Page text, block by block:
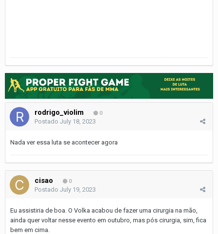
rodrigo_violim 0
Postado July 18, 2023
Nada ver essa luta se acontecer agora
cisao 0
Postado July 19, 2023
Eu assistiria de boa. O Volka acabou de fazer uma cirurgia na mão,
ainda quer voltar nesse evento em outubro, mas pós cirurgia, sim, fica
bem em cima.